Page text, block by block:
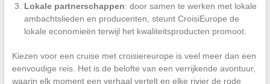
Lokale partnerschappen: door samen te werken met lokale
ambachtslieden en producenten, steunt CroisiEurope de
lokale economieën terwijl het kwaliteitsproducten promoot.
Kiezen voor een cruise met croisiereurope is veel meer dan een
eenvoudige reis. Het is de belofte van een verrijkende avontuur,
waarin elk moment een verhaal vertelt en elke rivier de rode